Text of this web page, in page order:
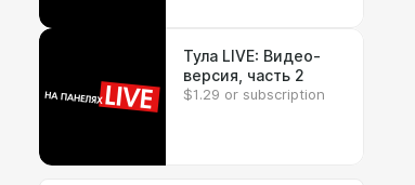
Тула LIVE: Видео-
версия, часть 2
$1.29 or subscription